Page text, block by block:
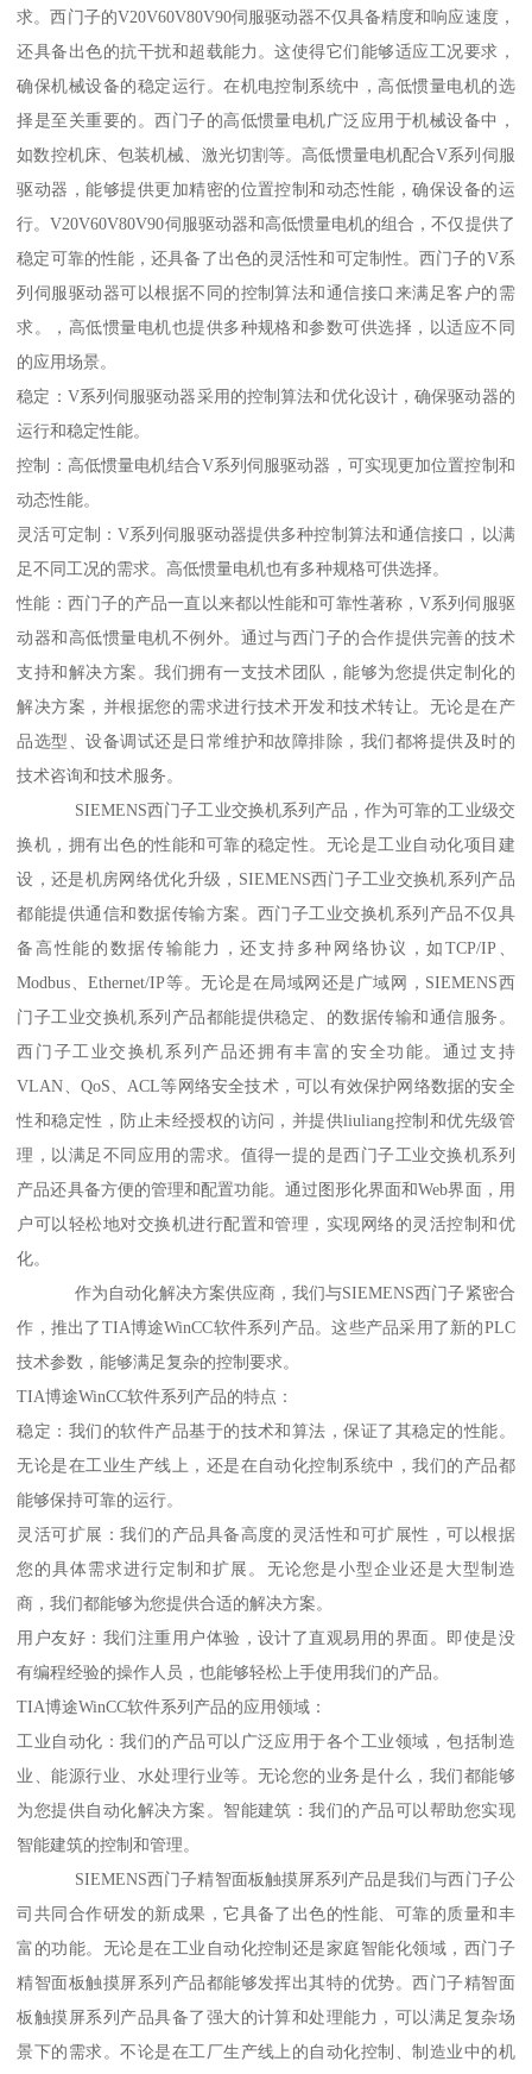
求。西门子的V20V60V80V90伺服驱动器不仅具备精度和响应速度，
还具备出色的抗干扰和超载能力。这使得它们能够适应工况要求，
确保机械设备的稳定运行。在机电控制系统中，高低惯量电机的选
择是至关重要的。西门子的高低惯量电机广泛应用于机械设备中，
如数控机床、包装机械、激光切割等。高低惯量电机配合V系列伺服
驱动器，能够提供更加精密的位置控制和动态性能，确保设备的运
行。V20V60V80V90伺服驱动器和高低惯量电机的组合，不仅提供了
稳定可靠的性能，还具备了出色的灵活性和可定制性。西门子的V系
列伺服驱动器可以根据不同的控制算法和通信接口来满足客户的需
求。，高低惯量电机也提供多种规格和参数可供选择，以适应不同
的应用场景。
稳定：V系列伺服驱动器采用的控制算法和优化设计，确保驱动器的
运行和稳定性能。
控制：高低惯量电机结合V系列伺服驱动器，可实现更加位置控制和
动态性能。
灵活可定制：V系列伺服驱动器提供多种控制算法和通信接口，以满
足不同工况的需求。高低惯量电机也有多种规格可供选择。
性能：西门子的产品一直以来都以性能和可靠性著称，V系列伺服驱
动器和高低惯量电机不例外。通过与西门子的合作提供完善的技术
支持和解决方案。我们拥有一支技术团队，能够为您提供定制化的
解决方案，并根据您的需求进行技术开发和技术转让。无论是在产
品选型、设备调试还是日常维护和故障排除，我们都将提供及时的
技术咨询和技术服务。
SIEMENS西门子工业交换机系列产品，作为可靠的工业级交
换机，拥有出色的性能和可靠的稳定性。无论是工业自动化项目建
设，还是机房网络优化升级，SIEMENS西门子工业交换机系列产品
都能提供通信和数据传输方案。西门子工业交换机系列产品不仅具
备高性能的数据传输能力，还支持多种网络协议，如TCP/IP、
Modbus、Ethernet/IP等。无论是在局域网还是广域网，SIEMENS西
门子工业交换机系列产品都能提供稳定、的数据传输和通信服务。
西门子工业交换机系列产品还拥有丰富的安全功能。通过支持
VLAN、QoS、ACL等网络安全技术，可以有效保护网络数据的安全
性和稳定性，防止未经授权的访问，并提供liuliang控制和优先级管
理，以满足不同应用的需求。值得一提的是西门子工业交换机系列
产品还具备方便的管理和配置功能。通过图形化界面和Web界面，用
户可以轻松地对交换机进行配置和管理，实现网络的灵活控制和优
化。
作为自动化解决方案供应商，我们与SIEMENS西门子紧密合
作，推出了TIA博途WinCC软件系列产品。这些产品采用了新的PLC
技术参数，能够满足复杂的控制要求。
TIA博途WinCC软件系列产品的特点：
稳定：我们的软件产品基于的技术和算法，保证了其稳定的性能。
无论是在工业生产线上，还是在自动化控制系统中，我们的产品都
能够保持可靠的运行。
灵活可扩展：我们的产品具备高度的灵活性和可扩展性，可以根据
您的具体需求进行定制和扩展。无论您是小型企业还是大型制造
商，我们都能够为您提供合适的解决方案。
用户友好：我们注重用户体验，设计了直观易用的界面。即使是没
有编程经验的操作人员，也能够轻松上手使用我们的产品。
TIA博途WinCC软件系列产品的应用领域：
工业自动化：我们的产品可以广泛应用于各个工业领域，包括制造
业、能源行业、水处理行业等。无论您的业务是什么，我们都能够
为您提供自动化解决方案。智能建筑：我们的产品可以帮助您实现
智能建筑的控制和管理。
SIEMENS西门子精智面板触摸屏系列产品是我们与西门子公
司共同合作研发的新成果，它具备了出色的性能、可靠的质量和丰
富的功能。无论是在工业自动化控制还是家庭智能化领域，西门子
精智面板触摸屏系列产品都能够发挥出其特的优势。西门子精智面
板触摸屏系列产品具备了强大的计算和处理能力，可以满足复杂场
景下的需求。不论是在工厂生产线上的自动化控制、制造业中的机